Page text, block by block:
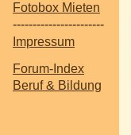
Fotobox Mieten
-----------------------
Impressum
Forum-Index
Beruf & Bildung